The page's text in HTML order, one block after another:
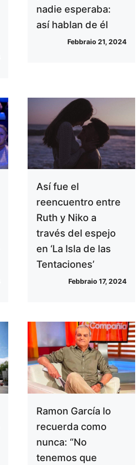
nadie esperaba:
así hablan de él
Febbraio 21, 2024
Así fue el
reencuentro entre
Ruth y Niko a
través del espejo
en ‘La Isla de las
Tentaciones’
Febbraio 17, 2024
Ramon García lo
recuerda como
nunca: “No
tenemos que